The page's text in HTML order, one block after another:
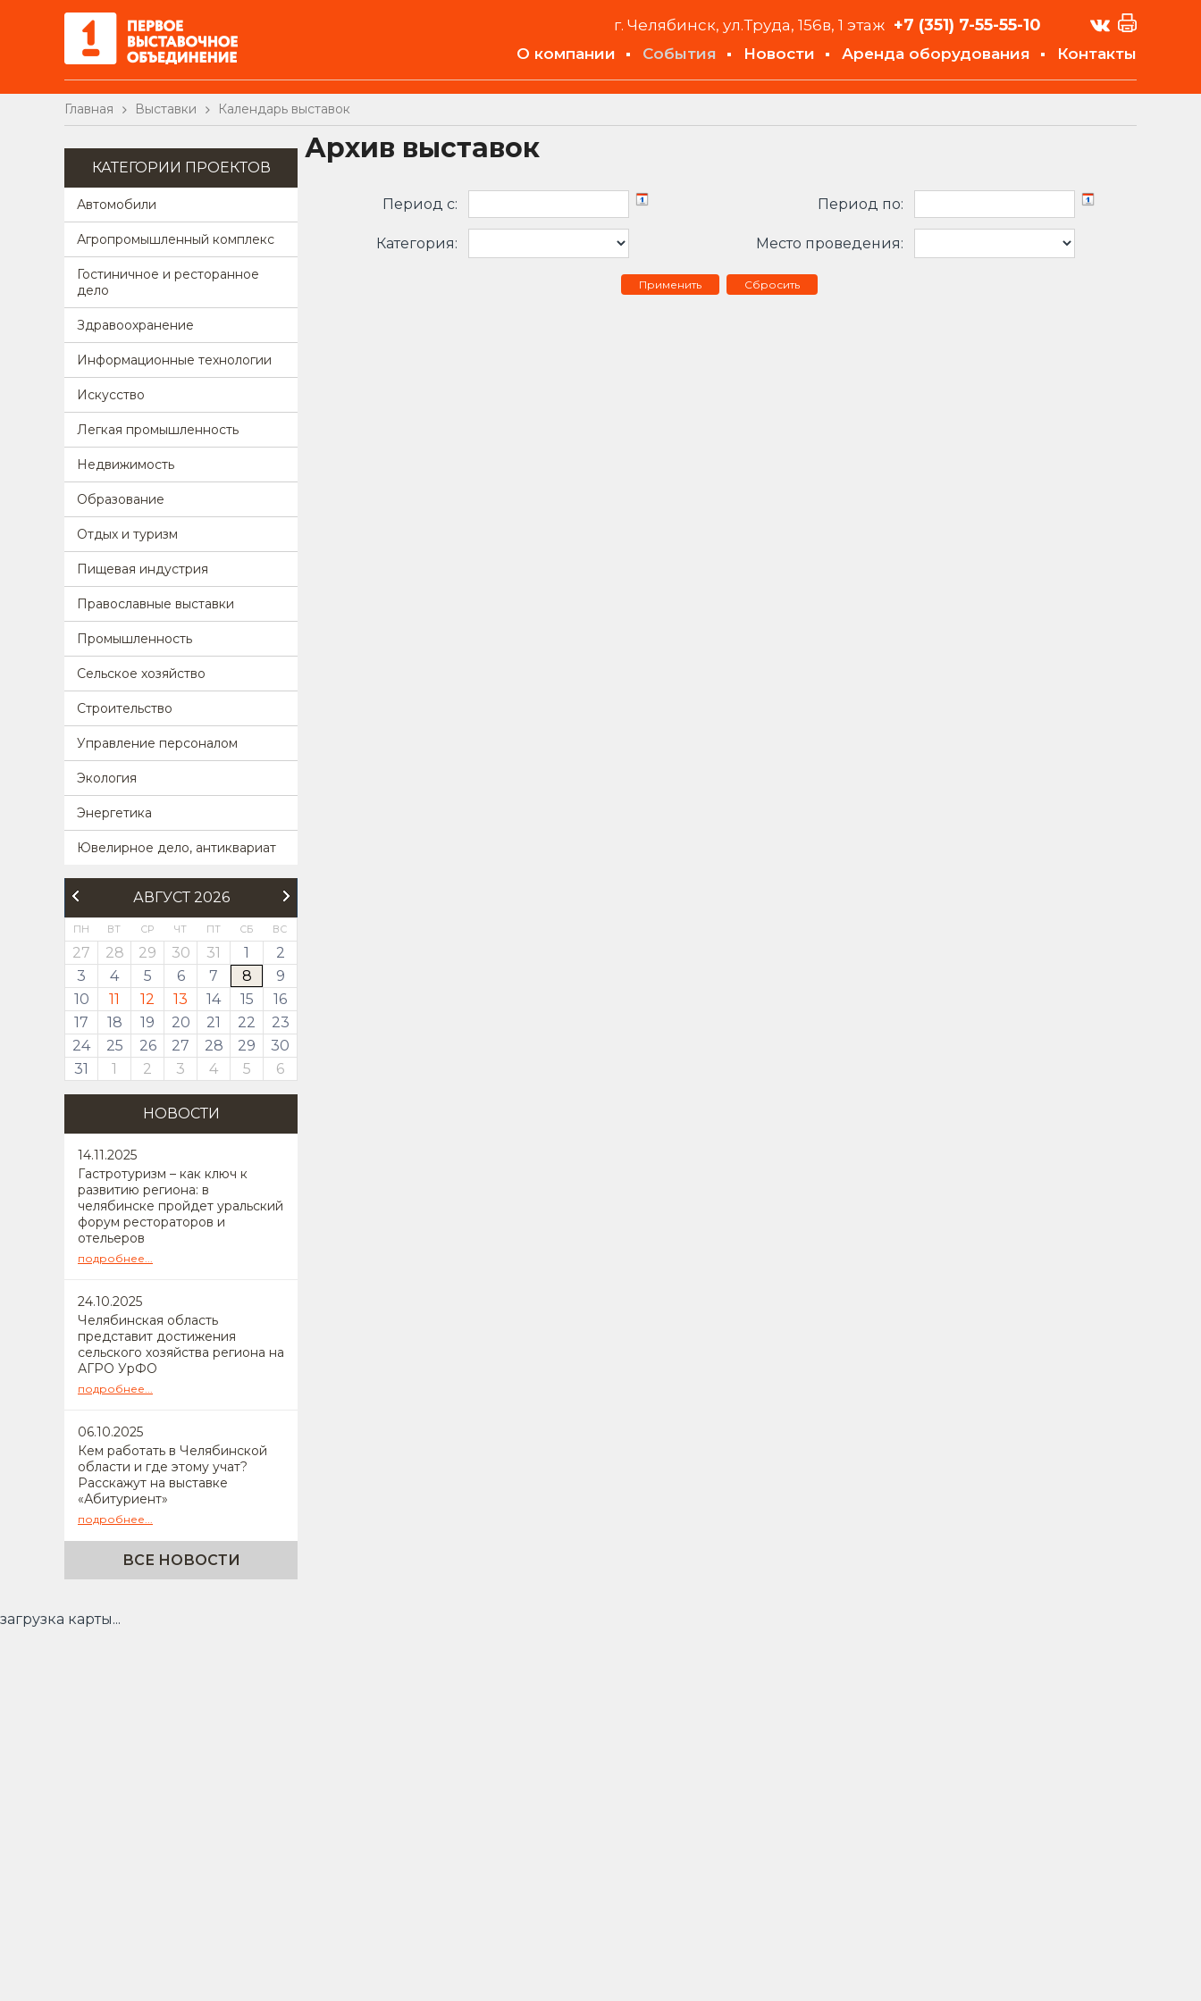
г. Челябинск, ул.Труда, 156в, 1 этаж +7 (351) 7-55-55-10
О компании События Новости Аренда оборудования Контакты
Главная Выставки Календарь выставок
КАТЕГОРИИ ПРОЕКТОВ
Автомобили
Агропромышленный комплекс
Гостиничное и ресторанное
дело
Здравоохранение
Информационные технологии
Искусство
Легкая промышленность
Недвижимость
Образование
Отдых и туризм
Пищевая индустрия
Православные выставки
Промышленность
Сельское хозяйство
Строительство
Управление персоналом
Экология
Энергетика
Ювелирное дело, антиквариат
АВГУСТ 2026
ПН ВТ СР ЧТ ПТ СБ ВС
27 28 29 30 31 1
2
3
4 5 6 7 8
9
10
11 12 13 14 15
16
17
18 19 20 21 22
23
24
25 26 27 28 29
30
31
1 2 3 4 5 6
НОВОСТИ
14.11.2025
Гастротуризм – как ключ к
развитию региона: в
челябинске пройдет уральский
форум рестораторов и
отельеров
подробнее...
24.10.2025
Челябинская область
представит достижения
сельского хозяйства региона на
АГРО УрФО
подробнее...
06.10.2025
Кем работать в Челябинской
области и где этому учат?
Расскажут на выставке
«Абитуриент»
подробнее...
ВСЕ НОВОСТИ
Архив выставок
Период c:
Категория:
Период по:
Место проведения:
Сбросить
загрузка карты...